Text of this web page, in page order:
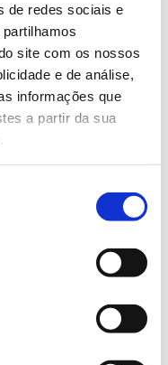
de redes sociais e
site com os nossos
e de análise,
informações que
a partir da sua
em risco:
das-espigas: